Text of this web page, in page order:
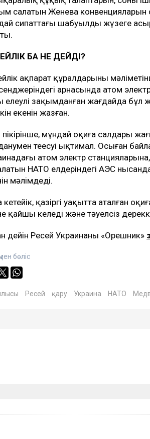
салатын Женева конвенцияларын
сипаттағы шабуылды жүзеге
БАҚ НЕ ДЕЙДІ?
ақпарат құралдарының
арнасында атом
елеулі зақымданған жағдайда бұл
екенін жазған.
пікірінше, мұндай оқиға салдары
теңесуі ықтимал. Осыған
атом электр
НАТО елдеріндегі АЭС
мәлімдеді.
кетейік, қазіргі уақытта аталған
қайшы келеді және тәуелсіз
дейін Ресей Украинаны «Орешник»
бөліс
Ресей қару Украина НАТО